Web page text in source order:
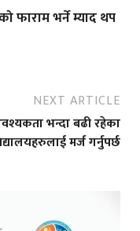
फाराम भर्ने म्याद थप
NEXT ARTICLE
भन्दा बढी रहेका
मर्ज गर्नुपर्छ